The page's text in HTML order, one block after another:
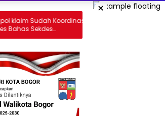
×
Kades Paterongan Berharap
Puskesmas Galis: CKG Bisa